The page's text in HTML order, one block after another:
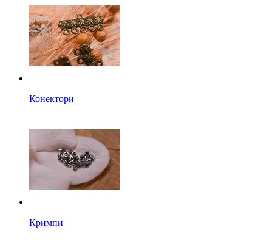
Конектори
Кримпи